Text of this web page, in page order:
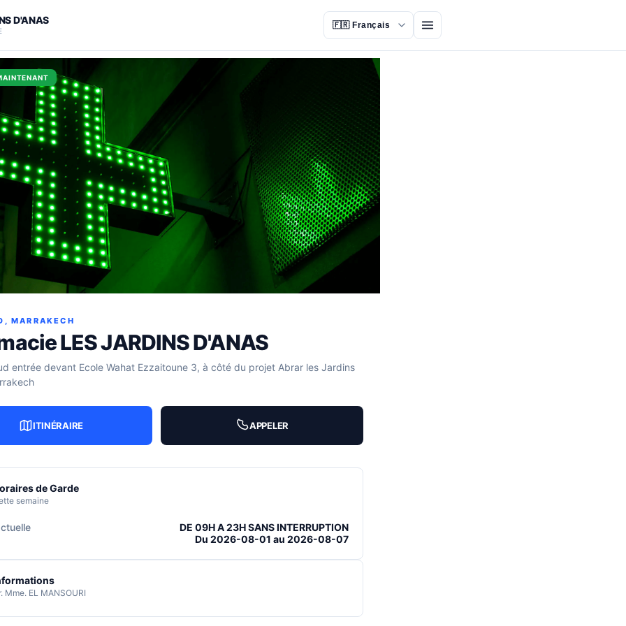
D'ANAS
Ouvrir le menu
MARRAKECH
LES JARDINS D'ANAS
entrée devant Ecole Wahat Ezzaitoune 3, à côté du projet Abrar les Jardins
ITINÉRAIRE APPELER
de Garde
semaine
DE 09H A 23H SANS INTERRUPTION
Du 2026-08-01 au 2026-08-07
Mme. EL MANSOURI